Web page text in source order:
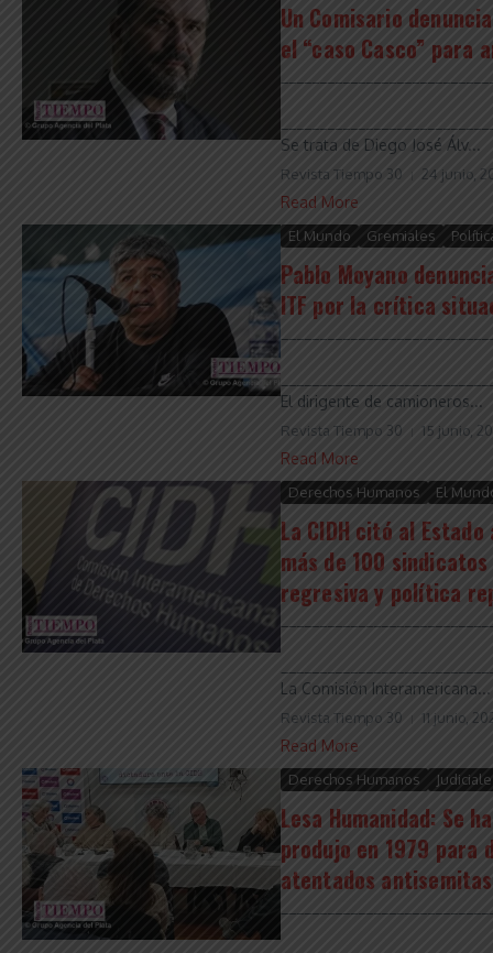
Un Comisario
el “caso Casco” para
Se trata de Diego José Álv...
Revista Tiempo 30 24 junio,
Read More
El Mundo Gremiales
Pablo Moyano
ITF por la crítica
El dirigente de camioneros...
Revista Tiempo 30 15 junio,
Read More
Derechos Humanos El
La CIDH citó al
más de 100
regresiva y política
La Comisión Interamericana...
Revista Tiempo 30 11 junio,
Read More
Derechos Humanos
Lesa Humanidad: Se
produjo en 1979 para
atentados